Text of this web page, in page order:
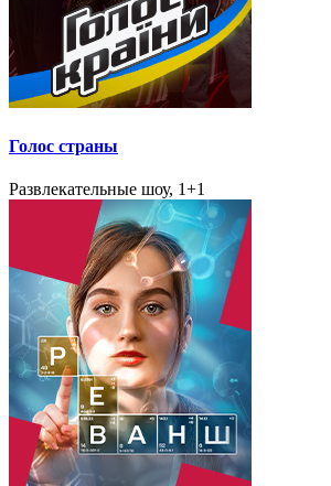
Голос страны
Развлекательные шоу, 1+1